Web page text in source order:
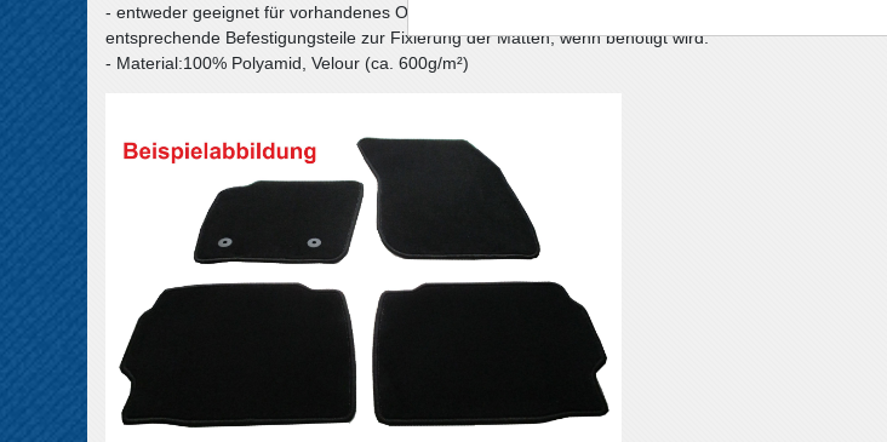
- entweder geeignet für vorhandenes Original-Befestigungssystem, oder im Lieferumfang befinden sich
entsprechende Befestigungsteile zur Fixierung der Matten, wenn benötigt wird.
- Material:100% Polyamid, Velour (ca. 600g/m²)